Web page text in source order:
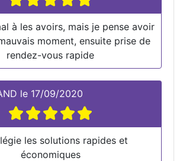
à les avoirs, mais je pense avoir
moment, ensuite prise de
rendez-vous rapide
le 17/09/2020
les solutions rapides et
économiques